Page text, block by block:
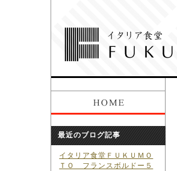
最近のブログ記事
イタリア食堂ＦＵＫＵＭＯ
ＴＯ フランスボルドー５